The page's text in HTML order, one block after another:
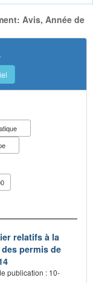
Avis, Année de
relatifs à la
permis de
publication : 10-